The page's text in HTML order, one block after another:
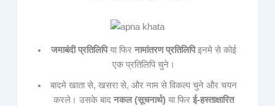
जमाबंदी प्रतिलिपिया फिर नामांतरण प्रतिलिपिइनमे से कोई
एक प्रतिलिपि चुने।
बादमे खाता से, खसरा से, और नाम से विकल्प चुने और चयन
करले। उसके बाद नकल (सूचनार्थ) या फिर ई-हस्ताक्षारित